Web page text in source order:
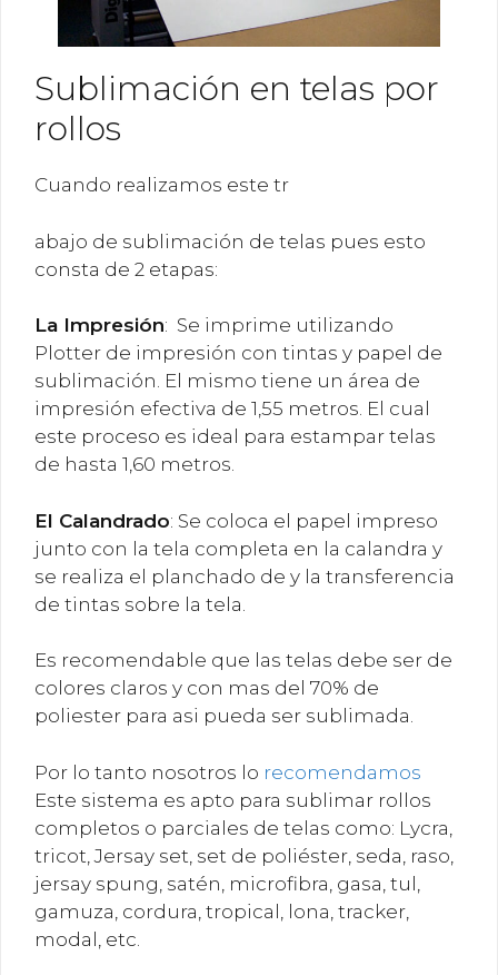
Sublimación en telas por
rollos
Cuando realizamos este tr
abajo de sublimación de telas pues esto
consta de 2 etapas:
La Impresión: Se imprime utilizando
Plotter de impresión con tintas y papel de
sublimación. El mismo tiene un área de
impresión efectiva de 1,55 metros. El cual
este proceso es ideal para estampar telas
de hasta 1,60 metros.
El Calandrado: Se coloca el papel impreso
junto con la tela completa en la calandra y
se realiza el planchado de y la transferencia
de tintas sobre la tela.
Es recomendable que las telas debe ser de
colores claros y con mas del 70% de
poliester para asi pueda ser sublimada.
Por lo tanto nosotros lo recomendamos
Este sistema es apto para sublimar rollos
completos o parciales de telas como: Lycra,
tricot, Jersay set, set de poliéster, seda, raso,
jersay spung, satén, microfibra, gasa, tul,
gamuza, cordura, tropical, lona, tracker,
modal, etc.